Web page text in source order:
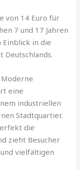
von 14 Euro für
7 und 17 Jahren
in die
eine
industriellen
Stadtquartier.
die
zieht Besucher
vielfältigen